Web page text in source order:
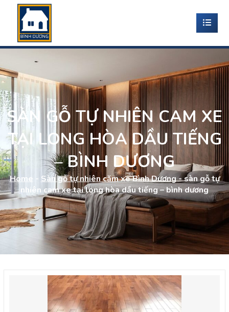
SÀN GỖ TỰ NHIÊN CAM XE
TẠI LONG HÒA DẦU TIẾNG
– BÌNH DƯƠNG
Home - Sàn gỗ tự nhiên căm xe Bình Dương-sàn gỗ tự
nhiên cam xe tại long hòa dầu tiếng – bình dương